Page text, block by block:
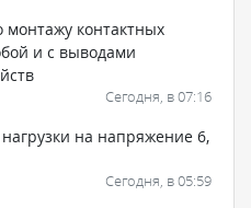
монтажу контактных
и с выводами
Сегодня, в 07:16
на напряжение 6,
Сегодня, в 05:59